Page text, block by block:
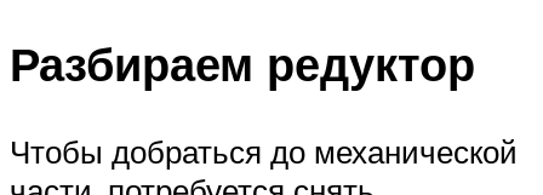
Разбираем редуктор
Чтобы добраться до механической